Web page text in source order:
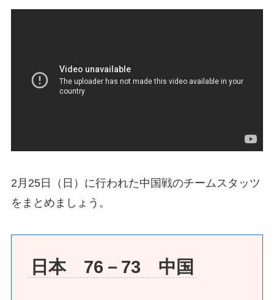
2月25日（日）に行われた中国戦のチームスタッツ
をまとめましょう。
日本 76－73 中国